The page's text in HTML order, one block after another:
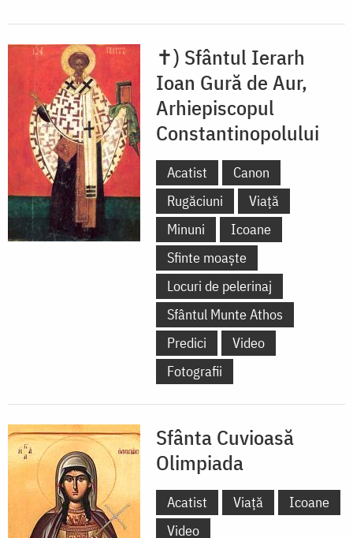
✝) Sfântul Ierarh
Ioan Gură de Aur,
Arhiepiscopul
Constantinopolului
Acatist
Canon
Rugăciuni
Viață
Minuni
Icoane
Sfinte moaște
Locuri de pelerinaj
Sfântul Munte Athos
Predici
Video
Fotografii
Sfânta Cuvioasă
Olimpiada
Acatist Viață
Icoane
Video